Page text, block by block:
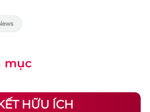
mục
HỮU ÍCH